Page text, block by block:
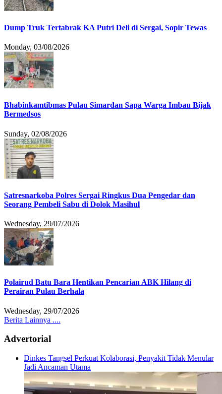
Dump Truk Tertabrak KA Putri Deli di Sergai, Sopir Tewas
Monday, 03/08/2026
Bhabinkamtibmas Pulau Simardan Sapa Warga Imbau Bijak
Bermedsos
Sunday, 02/08/2026
Satresnarkoba Polres Sergai Ringkus Dua Pengedar dan
Seorang Pembeli Sabu di Dolok Masihul
Wednesday, 29/07/2026
Polairud Batu Bara Hentikan Pencarian ABK Hilang di
Perairan Pulau Berhala
Wednesday, 29/07/2026
Berita Lainnya ....
Advertorial
Dinkes Tangsel Perkuat Kolaborasi, Penyakit Tidak Menular
Jadi Ancaman Utama